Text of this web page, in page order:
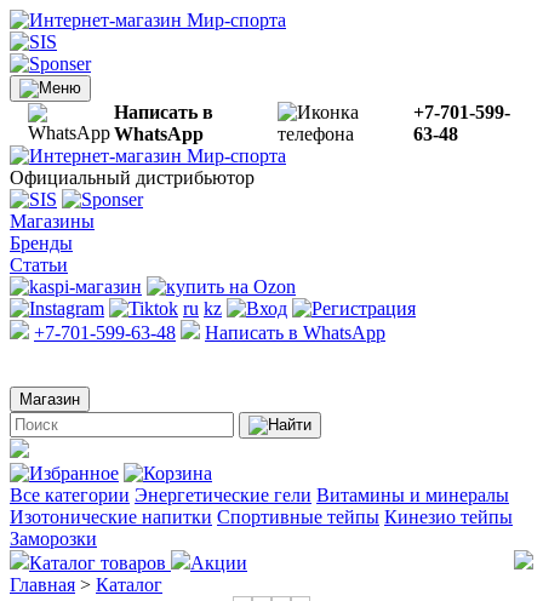
Написать в
WhatsApp
+7-701-599-
63-48
Официальный дистрибьютор
Магазины
Бренды
Статьи
ru kz
+7-701-599-63-48
Написать в WhatsApp
Магазин
Все категории Энергетические гели Витамины и минералы
Изотонические напитки Спортивные тейпы Кинезио тейпы
Заморозки
Каталог товаров
Акции
Главная > Каталог